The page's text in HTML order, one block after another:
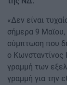
«Δεν είναι
σήμερα 9 Μαϊου,
σύμπτωση που
ο Κωνσταντίνος
γραμμή των
γραμμή για την